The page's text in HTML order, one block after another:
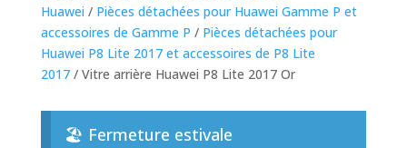
Huawei / Pièces détachées pour Huawei Gamme P et
accessoires de Gamme P / Pièces détachées pour
Huawei P8 Lite 2017 et accessoires de P8 Lite
2017/ Vitre arrière Huawei P8 Lite 2017 Or
🏖️ Fermeture estivale